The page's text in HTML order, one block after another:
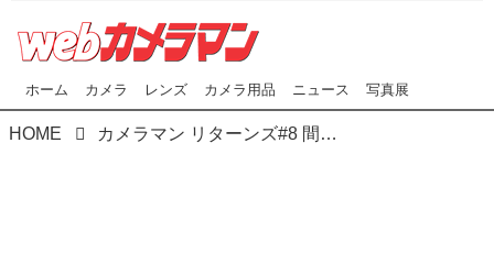
ホーム カメラ レンズ カメラ用品 ニュース 写真展
HOME カメラマン リターンズ#8 間違いだらけのレンズ選び!! 激論CLASSIC 2 EX ニコン 阿部秀之×豊田慶記×桃井一至×山田久美夫